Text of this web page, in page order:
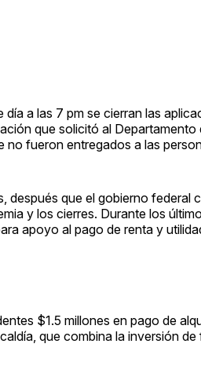
a las 7 pm se cierran las
que solicitó al
no fueron entregados a las
después que el gobierno
y los cierres. Durante los
apoyo al pago de renta y
$1.5 millones en pago de
que combina la inversión